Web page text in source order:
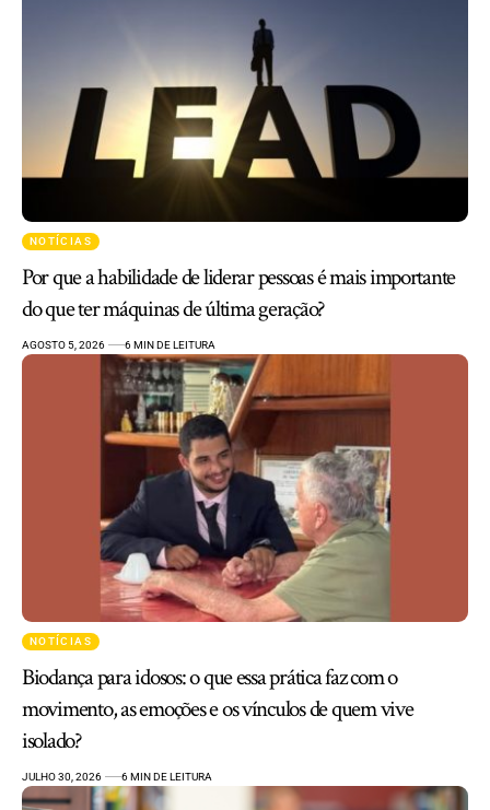
NOTÍCIAS
Por que a habilidade de liderar pessoas é mais importante
do que ter máquinas de última geração?
AGOSTO 5, 2026 6 MIN DE LEITURA
NOTÍCIAS
Biodança para idosos: o que essa prática faz com o
movimento, as emoções e os vínculos de quem vive
isolado?
JULHO 30, 2026 6 MIN DE LEITURA